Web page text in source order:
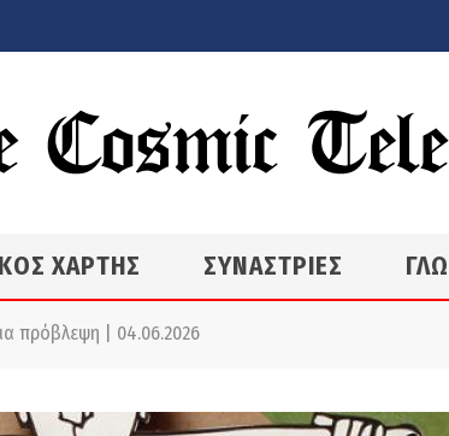
ΧΑΡΤΗΣ ΣΥΝΑΣΤΡΙΕΣ
πρόβλεψη | 04.06.2026